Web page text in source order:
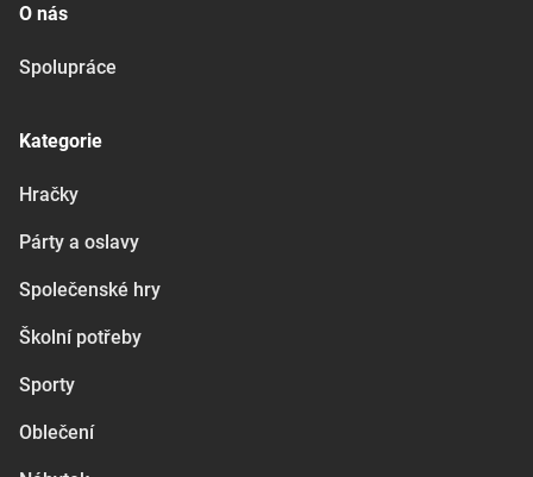
O nás
Spolupráce
Kategorie
Hračky
Párty a oslavy
Společenské hry
Školní potřeby
Sporty
Oblečení